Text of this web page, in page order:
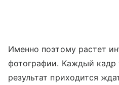
Именно поэтому растет
фотографии. Каждый кадр
результат приходится